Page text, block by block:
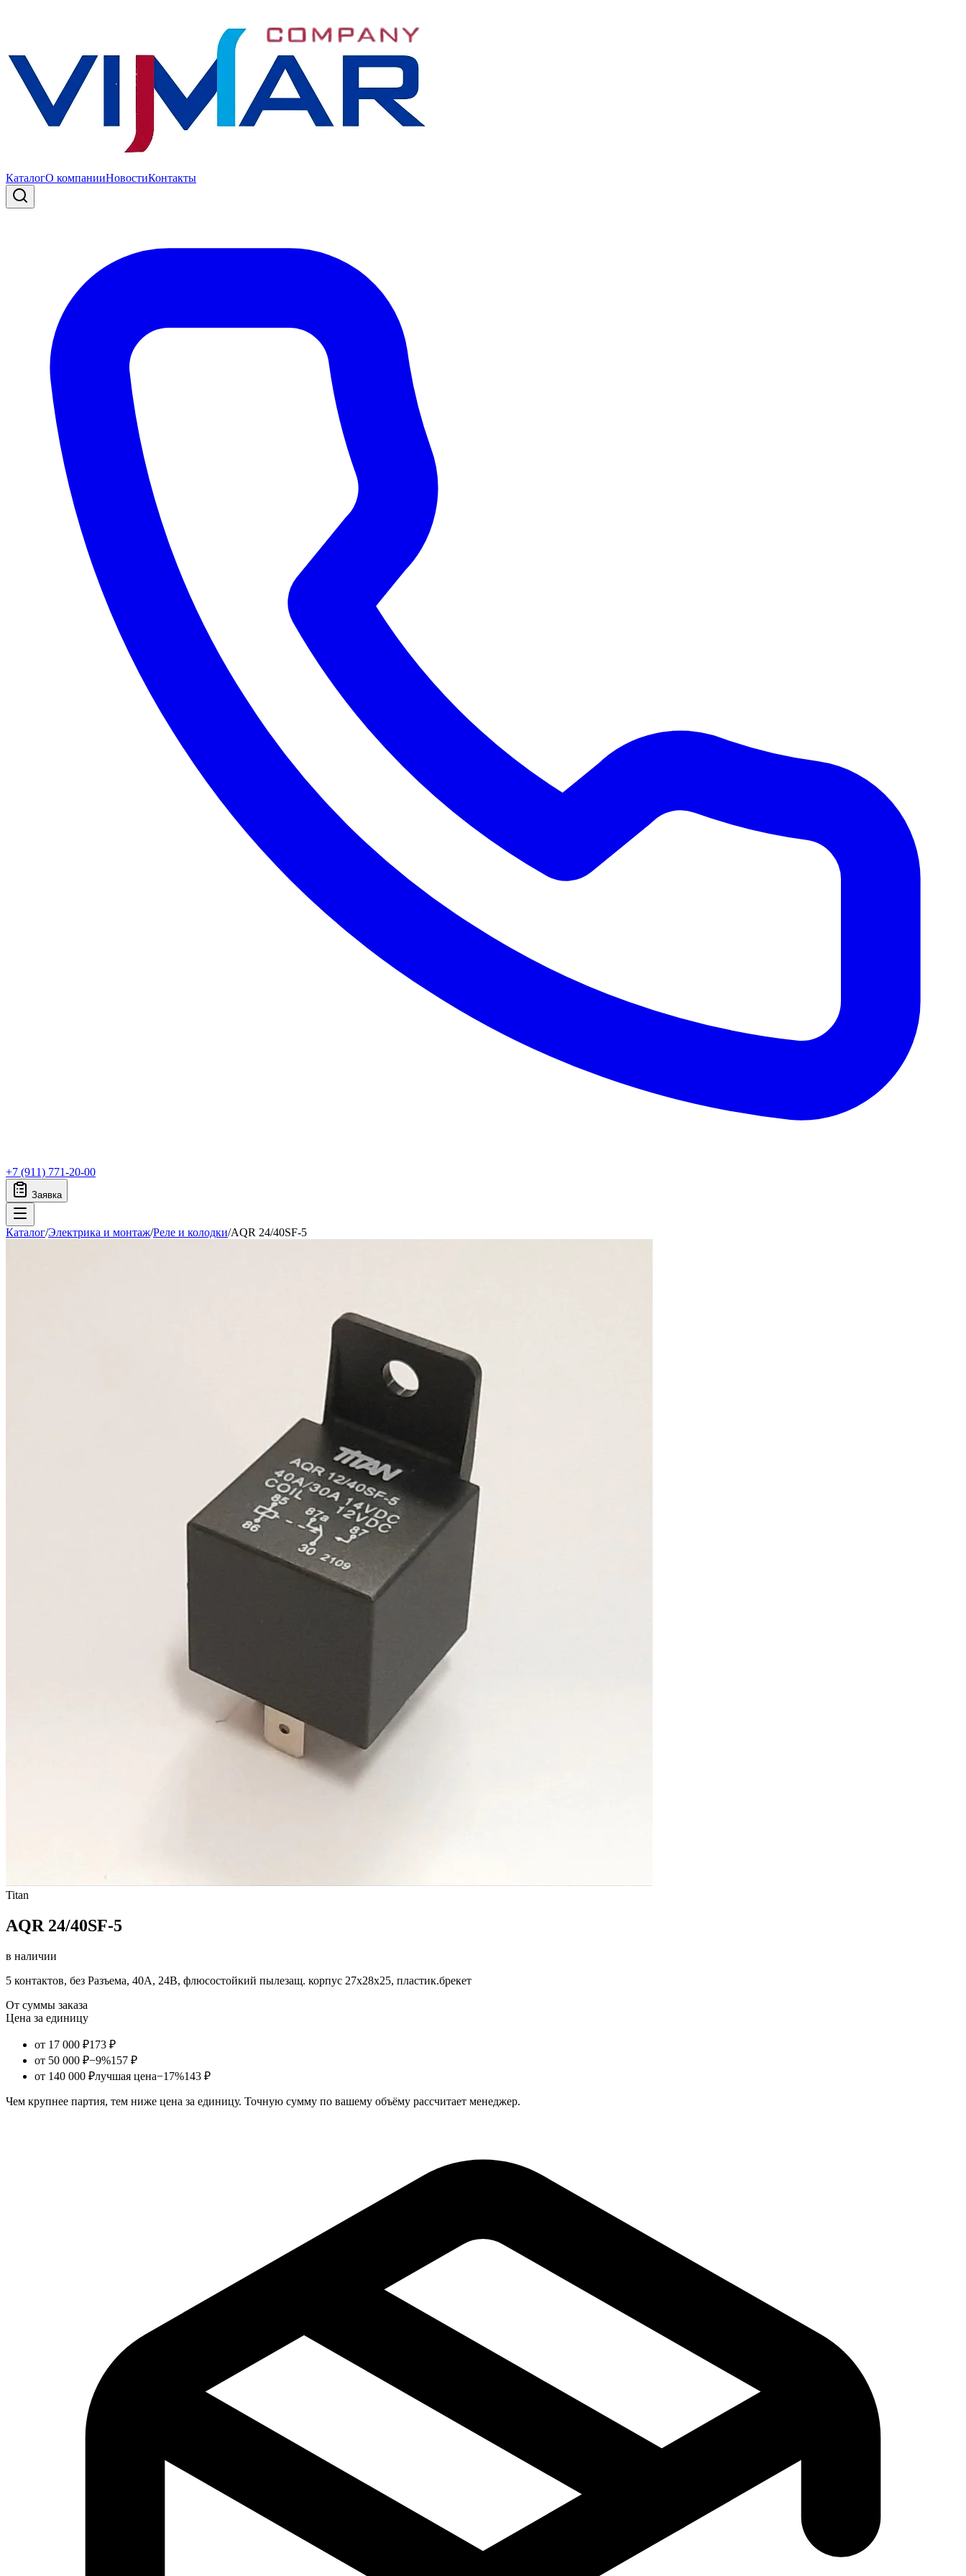
КаталогО компанииНовостиКонтакты
+7 (911) 771-20-00
Заявка
Каталог/Электрика и монтаж/Реле и колодки/AQR 24/40SF-5
Titan
AQR 24/40SF-5
в наличии
5 контактов, без Разъема, 40А, 24В, флюсостойкий пылезащ. корпус 27x28x25, пластик.брекет
От суммы заказа
Цена за единицу
от 17 000 ₽173 ₽
от 50 000 ₽−9%157 ₽
от 140 000 ₽лучшая цена−17%143 ₽
Чем крупнее партия, тем ниже цена за единицу. Точную сумму по вашему объёму рассчитает менеджер.